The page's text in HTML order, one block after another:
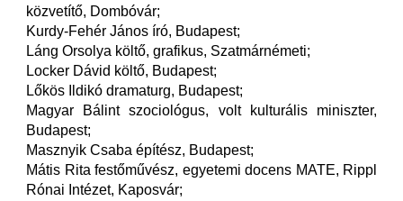
közvetítő, Dombóvár;
Kurdy-Fehér János író, Budapest;
Láng Orsolya költő, grafikus, Szatmárnémeti;
Locker Dávid költő, Budapest;
Lőkös Ildikó dramaturg, Budapest;
Magyar Bálint szociológus, volt kulturális miniszter,
Budapest;
Masznyik Csaba építész, Budapest;
Mátis Rita festőművész, egyetemi docens MATE, Rippl
Rónai Intézet, Kaposvár;